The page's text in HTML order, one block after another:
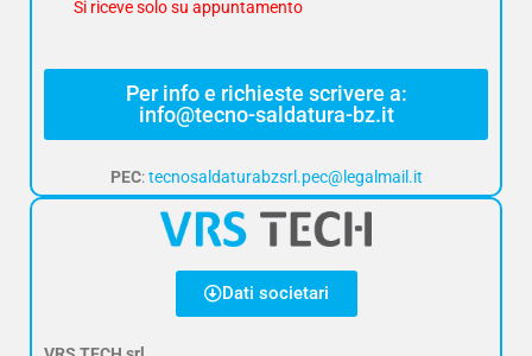
Si riceve solo su appuntamento
Per info e richieste scrivere a:
info@tecno-saldatura-bz.it
PEC:tecnosaldaturabzsrl.pec@legalmail.it
Dati societari